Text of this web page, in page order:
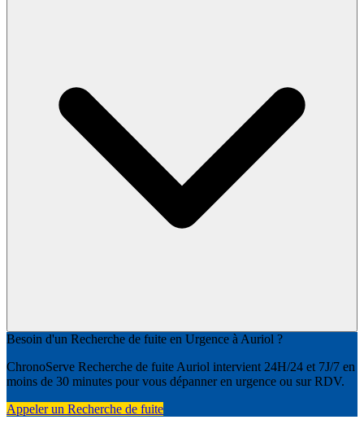
Besoin d'un Recherche de fuite en Urgence à Auriol ?
ChronoServe Recherche de fuite Auriol intervient 24H/24 et 7J/7 en
moins de 30 minutes pour vous dépanner en urgence ou sur RDV.
Appeler un Recherche de fuite